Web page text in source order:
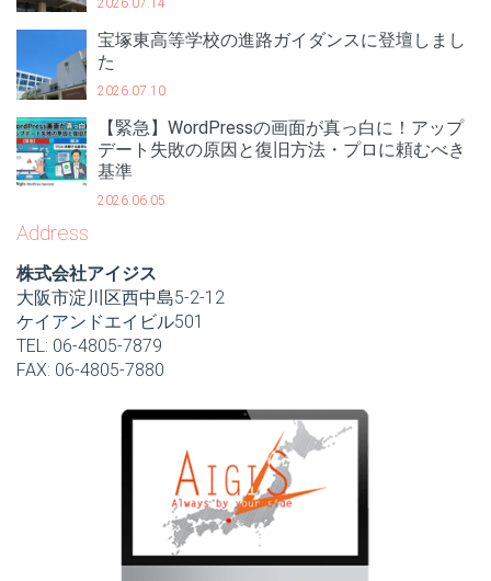
2026.07.14
宝塚東高等学校の進路ガイダンスに登壇しまし
た
2026.07.10
【緊急】WordPressの画面が真っ白に！アップ
デート失敗の原因と復旧方法・プロに頼むべき
基準
2026.06.05
Address
株式会社アイジス
大阪市淀川区西中島5-2-12
ケイアンドエイビル501
TEL: 06-4805-7879
FAX: 06-4805-7880